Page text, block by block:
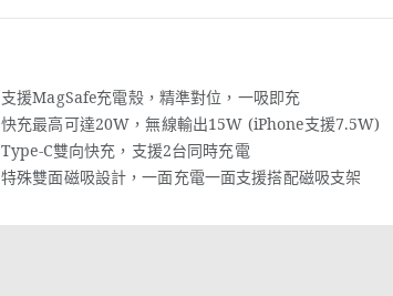
支援MagSafe充電殼，精準對位，一吸即充
快充最高可達20W，無線輸出15W (iPhone支援7.5W)
Type-C雙向快充，支援2台同時充電
特殊雙面磁吸設計，一面充電一面支援搭配磁吸支架